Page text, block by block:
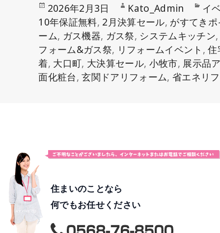
投
稿
日:
2026年2月3日
作
成
者
Kato_Admin
カ
テ
ゴ
リ
ー
イ
10年保証無料, 2月決算セール, がすてき
ーム, ガス機器, ガス祭, システムキッチン
フォーム&ガス祭, リフォームイベント ,住
着, 大口町, 大決算セール, 小牧市, 展示品
面化粧台,玄関ドアリフォーム,省エネリ
住まいのことなら
何でもお任せください